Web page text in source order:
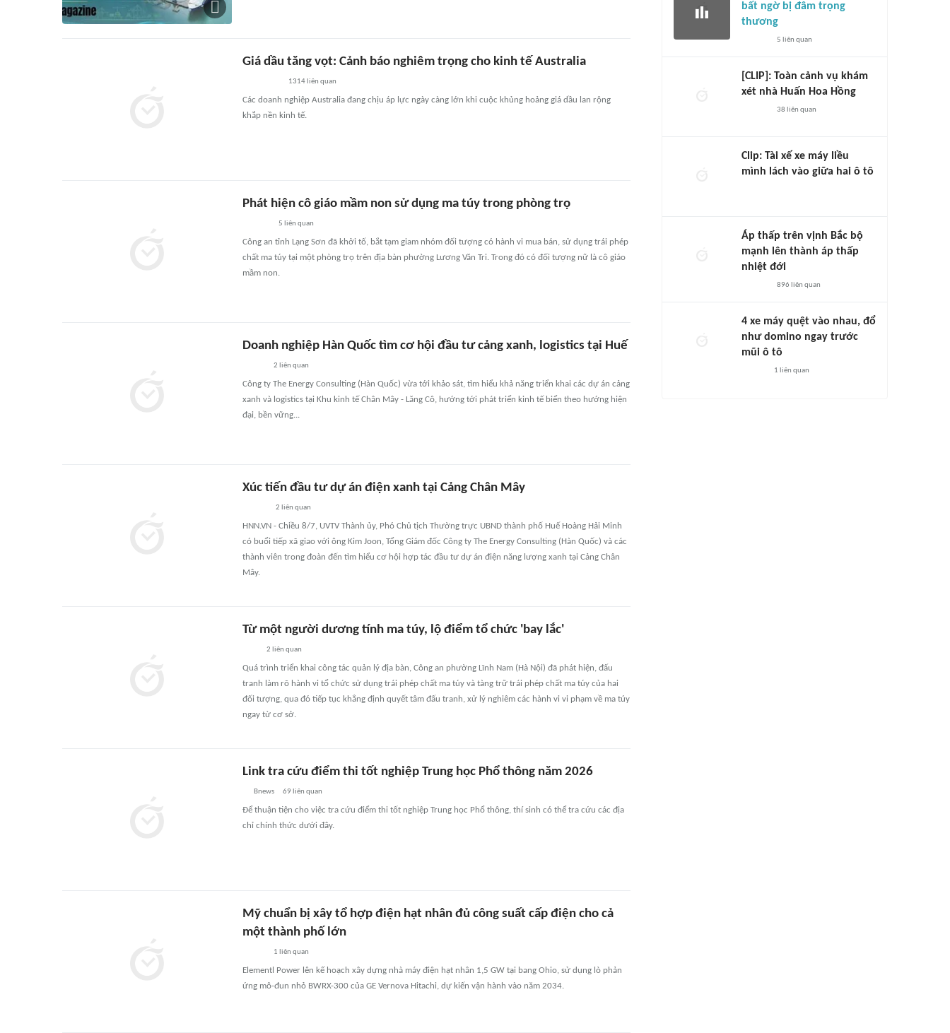
Giá dầu tăng vọt: Cảnh báo nghiêm trọng cho kinh tế Australia
1314liên quan
Các doanh nghiệp Australia đang chịu áp lực ngày càng lớn khi cuộc khủng hoảng giá dầu lan rộng
khắp nền kinh tế.
Phát hiện cô giáo mầm non sử dụng ma túy trong phòng trọ
5 liên quan
Công an tỉnh Lạng Sơn đã khởi tố, bắt tạm giam nhóm đối tượng có hành vi mua bán, sử dụng trái phép
chất ma túy tại một phòng trọ trên địa bàn phường Lương Văn Tri. Trong đó có đối tượng nữ là cô giáo
mầm non.
Doanh nghiệp Hàn Quốc tìm cơ hội đầu tư cảng xanh, logistics tại Huế
2 liên quan
Công ty The Energy Consulting (Hàn Quốc) vừa tới khảo sát, tìm hiểu khả năng triển khai các dự án cảng
xanh và logistics tại Khu kinh tế Chân Mây - Lăng Cô, hướng tới phát triển kinh tế biển theo hướng hiện
đại, bền vững...
Xúc tiến đầu tư dự án điện xanh tại Cảng Chân Mây
2 liên quan
HNN.VN - Chiều 8/7, UVTV Thành ủy, Phó Chủ tịch Thường trực UBND thành phố Huế Hoàng Hải Minh
có buổi tiếp xã giao với ông Kim Joon, Tổng Giám đốc Công ty The Energy Consulting (Hàn Quốc) và các
thành viên trong đoàn đến tìm hiểu cơ hội hợp tác đầu tư dự án điện năng lượng xanh tại Cảng Chân
Mây.
Từ một người dương tính ma túy, lộ điểm tổ chức 'bay lắc'
2 liên quan
Quá trình triển khai công tác quản lý địa bàn, Công an phường Lĩnh Nam (Hà Nội) đã phát hiện, đấu
tranh làm rõ hành vi tổ chức sử dụng trái phép chất ma túy và tàng trữ trái phép chất ma túy của hai
đối tượng, qua đó tiếp tục khẳng định quyết tâm đấu tranh, xử lý nghiêm các hành vi vi phạm về ma túy
ngay từ cơ sở.
Link tra cứu điểm thi tốt nghiệp Trung học Phổ thông năm 2026
Bnews 69 liên quan
Để thuận tiện cho việc tra cứu điểm thi tốt nghiệp Trung học Phổ thông, thí sinh có thể tra cứu các địa
chỉ chính thức dưới đây.
Mỹ chuẩn bị xây tổ hợp điện hạt nhân đủ công suất cấp điện cho cả
một thành phố lớn
1 liên quan
Elementl Power lên kế hoạch xây dựng nhà máy điện hạt nhân 1,5 GW tại bang Ohio, sử dụng lò phản
ứng mô-đun nhỏ BWRX-300 của GE Vernova Hitachi, dự kiến vận hành vào năm 2034.
bất ngờ bị đâm trọng
thương
5 liên quan
[CLIP]: Toàn cảnh vụ khám
xét nhà Huấn Hoa Hồng
38 liên quan
Clip: Tài xế xe máy liều
mình lách vào giữa hai ô tô
Áp thấp trên vịnh Bắc bộ
mạnh lên thành áp thấp
nhiệt đới
896 liên quan
4 xe máy quệt vào nhau, đổ
như domino ngay trước
mũi ô tô
1 liên quan